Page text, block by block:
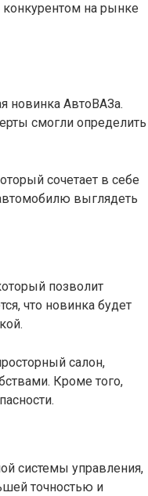
конкурентом на рынке
новинка АвтоВАЗа.
смогли определить
сочетает в себе
выглядеть
позволит
что новинка будет
салон,
Кроме того,
системы управления,
точностью и